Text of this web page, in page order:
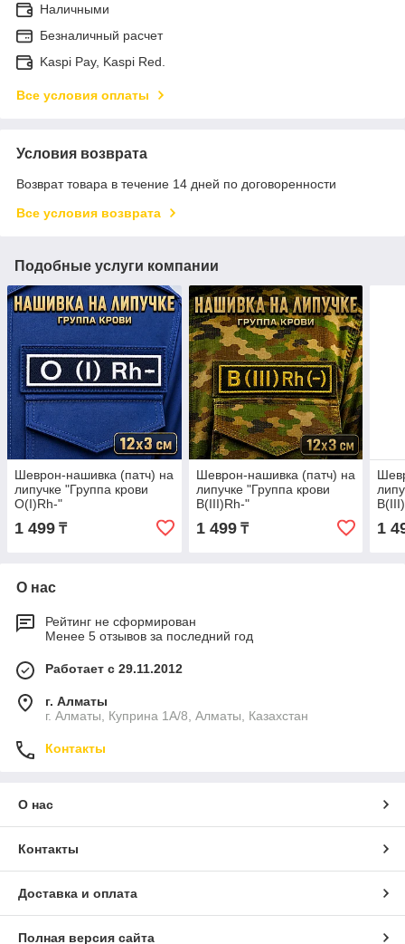
Наличными
Безналичный расчет
Kaspi Pay, Kaspi Red.
Все условия оплаты
Условия возврата
Возврат товара в течение 14 дней по договоренности
Все условия возврата
Подобные услуги компании
Шеврон-нашивка (патч) на
липучке "Группа крови
O(I)Rh-"
1 499 ₸
Шеврон-нашивка (патч) на
липучке "Группа крови
B(III)Rh-"
1 499₸ 1
О нас
Рейтинг не сформирован
Менее 5 отзывов за последний год
Работает с 29.11.2012
г. Алматы
г. Алматы, Куприна 1А/8, Алматы, Казахстан
Контакты
О нас
Контакты
Доставка и оплата
Полная версия сайта